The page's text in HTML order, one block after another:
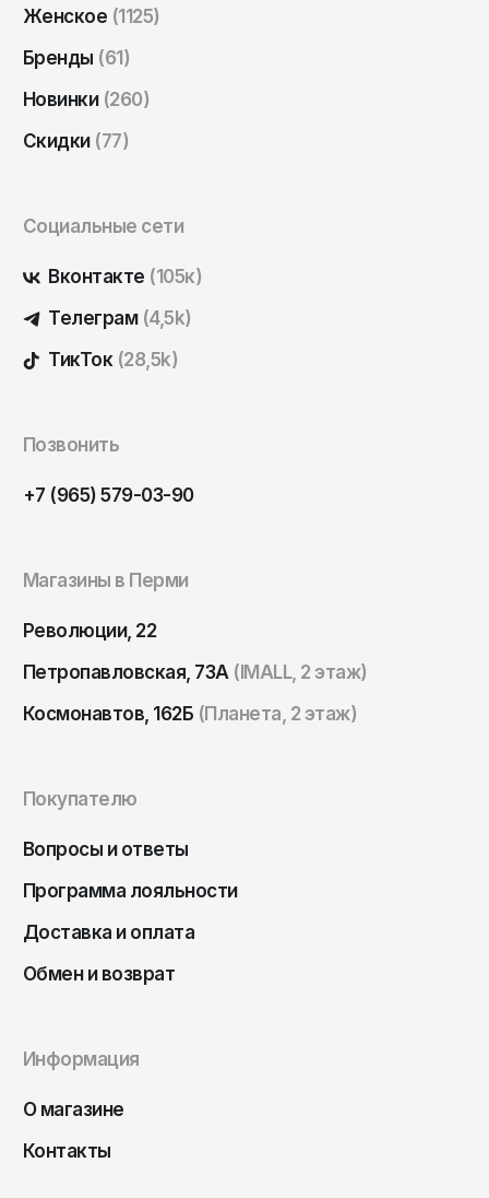
Женское (1125)
Бренды (61)
Новинки (260)
Скидки (77)
Социальные сети
Вконтакте (105к)
Телеграм (4,5k)
ТикТок (28,5k)
Позвонить
+7 (965) 579-03-90
Магазины в Перми
Революции, 22
Петропавловская, 73А (IMALL, 2 этаж)
Космонавтов, 162Б (Планета, 2 этаж)
Покупателю
Вопросы и ответы
Программа лояльности
Доставка и оплата
Обмен и возврат
Информация
О магазине
Контакты